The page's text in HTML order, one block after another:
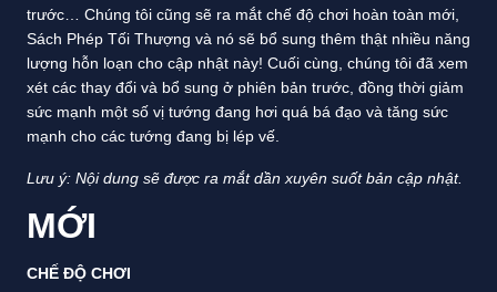
trước… Chúng tôi cũng sẽ ra mắt chế độ chơi hoàn toàn mới,
Sách Phép Tối Thượng và nó sẽ bổ sung thêm thật nhiều năng
lượng hỗn loạn cho cập nhật này! Cuối cùng, chúng tôi đã xem
xét các thay đổi và bổ sung ở phiên bản trước, đồng thời giảm
sức mạnh một số vị tướng đang hơi quá bá đạo và tăng sức
mạnh cho các tướng đang bị lép vế.
Lưu ý: Nội dung sẽ được ra mắt dần xuyên suốt bản cập nhật.
MỚI
CHẾ ĐỘ CHƠI